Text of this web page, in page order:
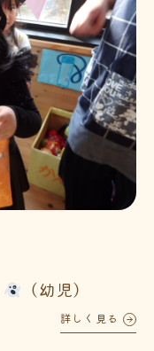
（幼児）
詳しく見る